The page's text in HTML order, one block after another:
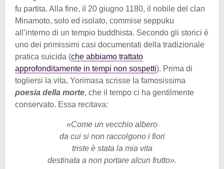
fu partita. Alla fine, il 20 giugno 1180, il nobile del clan
Minamoto, solo ed isolato, commise seppuku
all’interno di un tempio buddhista. Secondo gli storici è
uno dei primissimi casi documentati della tradizionale
pratica suicida (che abbiamo trattato
approfonditamente in tempi non sospetti). Prima di
togliersi la vita, Yorimasa scrisse la famosissima
poesia della morte, che il tempo ci ha gentilmente
conservato. Essa recitava:
«Come un vecchio albero
da cui si non raccolgono i fiori
triste è stata la mia vita
destinata a non portare alcun frutto».